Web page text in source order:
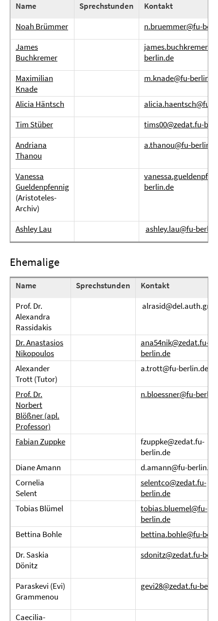
Name Sprechstunden
Kontakt
Noah Brümmer
n.bruemmer@fu-
James
Buchkremer
berlin.de
Maximilian
Knade
m.knade@fu-
Alicia Häntsch
alicia.haentsch@fu-
Tim Stüber
tims00@zedat.fu-
Andriana
Thanou
a.thanou@fu-
Vanessa
Gueldenpfennig
(Aristoteles-
Archiv)
berlin.de
Ashley Lau ashley.lau@fu-
Ehemalige
Name Sprechstunden
Kontakt
Prof. Dr.
Alexandra
Rassidakis
alrasid@del.auth.gr
Dr. Anastasios
Nikopoulos
ana54nik@zedat.fu-
berlin.de
Alexander
Trott (Tutor)
a.trott@fu-berlin.de
Prof. Dr.
Norbert
Blößner (apl.
Professor)
n.bloessner@fu-
Fabian Zuppke
fzuppke@zedat.fu-
berlin.de
Diane Amann
d.amann@fu-berlin.de
Cornelia
Selent
selentco@zedat.fu-
berlin.de
Tobias Blümel
tobias.bluemel@fu-
berlin.de
Bettina Bohle
bettina.bohle@fu-
Dr. Saskia
Dönitz
sdonitz@zedat.fu-
Paraskevi (Evi)
Grammenou
gevi28@zedat.fu-
Caecilia-